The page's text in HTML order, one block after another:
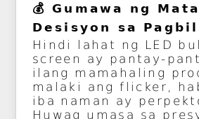
💰 Gumawa ng
Desisyon sa
Hindi lahat ng LED
screen ay pantay-
ilang mamahaling
malaki ang flicker,
iba naman ay
Huwag umasa sa